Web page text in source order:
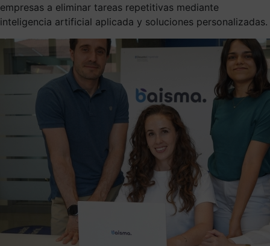
empresas a eliminar tareas repetitivas mediante
inteligencia artificial aplicada y soluciones personalizadas.